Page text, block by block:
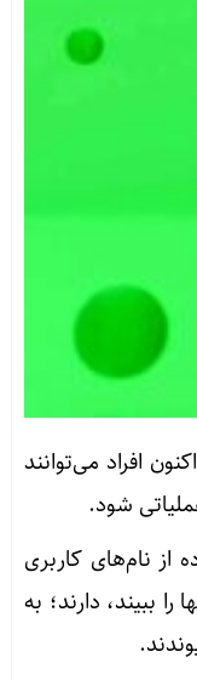
افراد می‌توانند
نام‌های کاربری
ببیند، دارند؛ به